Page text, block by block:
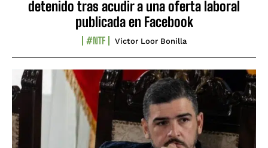
detenido tras acudir a una oferta laboral
publicada en Facebook
#NTF Víctor Loor Bonilla